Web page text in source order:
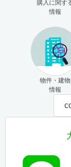
購入に関す
情報
物件・建物
情報